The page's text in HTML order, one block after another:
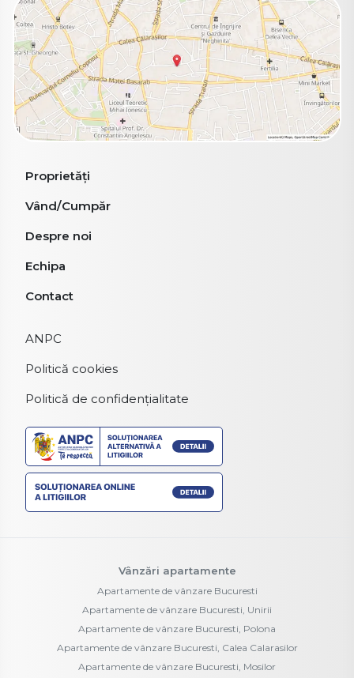
Proprietăți
Vând/Cumpăr
Despre noi
Echipa
Contact
ANPC
Politică cookies
Politică de confidențialitate
Vânzări apartamente
Apartamente de vânzare Bucuresti
Apartamente de vânzare Bucuresti, Unirii
Apartamente de vânzare Bucuresti, Polona
Apartamente de vânzare Bucuresti, Calea Calarasilor
Apartamente de vânzare Bucuresti, Mosilor